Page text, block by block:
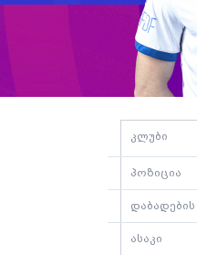
კლუბი
პოზიცია
ასაკი